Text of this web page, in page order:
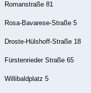
Romanstraße 81
Rosa-Bavarese-Straße 5
Droste-Hülshoff-Straße 18
Fürstenrieder Straße 65
Willibaldplatz 5